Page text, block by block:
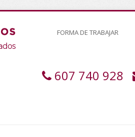
FORMA DE TRABAJAR
607 740 928